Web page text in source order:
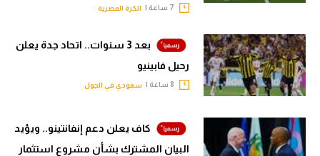
الكرة المصرية
بعد 3 سنوات.. اتحاد جدة يعلن
رحيل فابينيو
سعودي في الجول
كاف يعلن دعم إنفانتينو.. ويؤيد
البيان المشترك بشأن مشروع استثمار